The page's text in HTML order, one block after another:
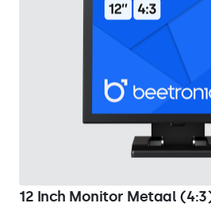
12 Inch Monitor Metaal